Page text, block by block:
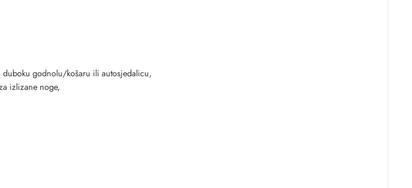
godnolu/košaru ili autosjedalicu,
izlizane noge,